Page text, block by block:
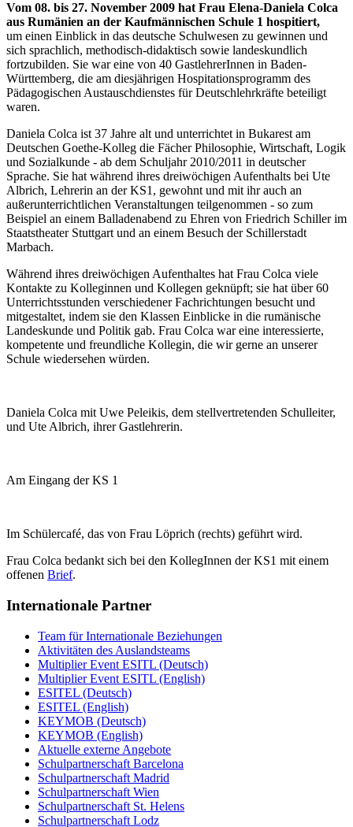
Vom 08. bis 27. November 2009 hat Frau Elena-Daniela Colca
aus Rumänien an der Kaufmännischen Schule 1 hospitiert,
um einen Einblick in das deutsche Schulwesen zu gewinnen und
sich sprachlich, methodisch-didaktisch sowie landeskundlich
fortzubilden. Sie war eine von 40 GastlehrerInnen in Baden-
Württemberg, die am diesjährigen Hospitationsprogramm des
Pädagogischen Austauschdienstes für Deutschlehrkräfte beteiligt
waren.
Daniela Colca ist 37 Jahre alt und unterrichtet in Bukarest am
Deutschen Goethe-Kolleg die Fächer Philosophie, Wirtschaft, Logik
und Sozialkunde - ab dem Schuljahr 2010/2011 in deutscher
Sprache. Sie hat während ihres dreiwöchigen Aufenthalts bei Ute
Albrich, Lehrerin an der KS1, gewohnt und mit ihr auch an
außerunterrichtlichen Veranstaltungen teilgenommen - so zum
Beispiel an einem Balladenabend zu Ehren von Friedrich Schiller im
Staatstheater Stuttgart und an einem Besuch der Schillerstadt
Marbach.
Während ihres dreiwöchigen Aufenthaltes hat Frau Colca viele
Kontakte zu Kolleginnen und Kollegen geknüpft; sie hat über 60
Unterrichtsstunden verschiedener Fachrichtungen besucht und
mitgestaltet, indem sie den Klassen Einblicke in die rumänische
Landeskunde und Politik gab. Frau Colca war eine interessierte,
kompetente und freundliche Kollegin, die wir gerne an unserer
Schule wiedersehen würden.
Daniela Colca mit Uwe Peleikis, dem stellvertretenden Schulleiter,
und Ute Albrich, ihrer Gastlehrerin.
Am Eingang der KS 1
Im Schülercafé, das von Frau Löprich (rechts) geführt wird.
Frau Colca bedankt sich bei den KollegInnen der KS1 mit einem
offenen Brief.
Internationale Partner
Team für Internationale Beziehungen
Aktivitäten des Auslandsteams
Multiplier Event ESITL (Deutsch)
Multiplier Event ESITL (English)
ESITEL (Deutsch)
ESITEL (English)
KEYMOB (Deutsch)
KEYMOB (English)
Aktuelle externe Angebote
Schulpartnerschaft Barcelona
Schulpartnerschaft Madrid
Schulpartnerschaft Wien
Schulpartnerschaft St. Helens
Schulpartnerschaft Lodz